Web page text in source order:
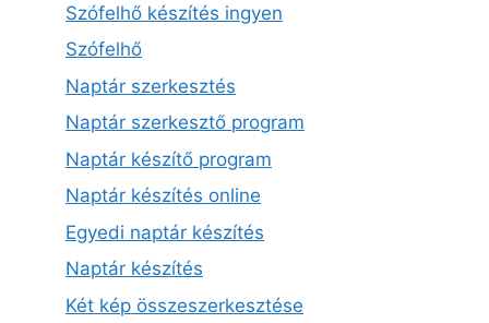
Szófelhő készítés ingyen
Szófelhő
Naptár szerkesztés
Naptár szerkesztő program
Naptár készítő program
Naptár készítés online
Egyedi naptár készítés
Naptár készítés
Két kép összeszerkesztése